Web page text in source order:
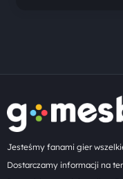
Jesteśmy fanami gier
Dostarczamy informacji na